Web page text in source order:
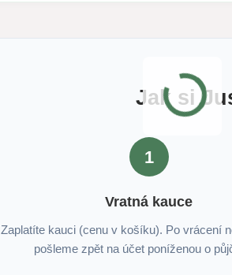
Jak si
1
Vratná kauce
Zaplatíte kauci (cenu v košíku). Po vrácení
pošleme zpět na účet poníženou o